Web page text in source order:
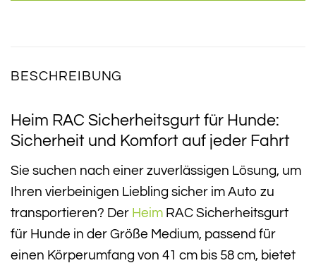
BESCHREIBUNG
Heim RAC Sicherheitsgurt für Hunde:
Sicherheit und Komfort auf jeder Fahrt
Sie suchen nach einer zuverlässigen Lösung, um
Ihren vierbeinigen Liebling sicher im Auto zu
transportieren? Der Heim RAC Sicherheitsgurt
für Hunde in der Größe Medium, passend für
einen Körperumfang von 41 cm bis 58 cm, bietet